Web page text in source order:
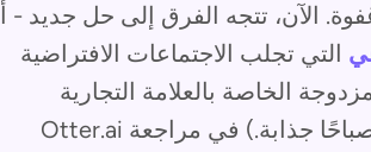
الآن، تتجه الفرق إلى حل جديد - أ
التي تجلب الاجتماعات الافتراضية
الخاصة بالعلامة التجارية
الخاصة بك، مما يجعل المكالمات حتى يوم الاثنين 7 صباحًا جذابة.) في مراجعة Otter.ai